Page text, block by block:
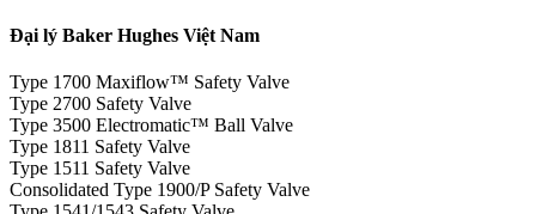
Đại lý Baker Hughes Việt Nam
Type 1700 Maxiflow™ Safety Valve
Type 2700 Safety Valve
Type 3500 Electromatic™ Ball Valve
Type 1811 Safety Valve
Type 1511 Safety Valve
Consolidated Type 1900/P Safety Valve